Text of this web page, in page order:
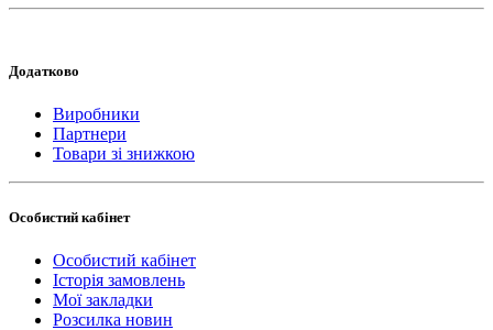
Додатково
Виробники
Партнери
Товари зі знижкою
Особистий кабінет
Особистий кабінет
Історія замовлень
Мої закладки
Розсилка новин